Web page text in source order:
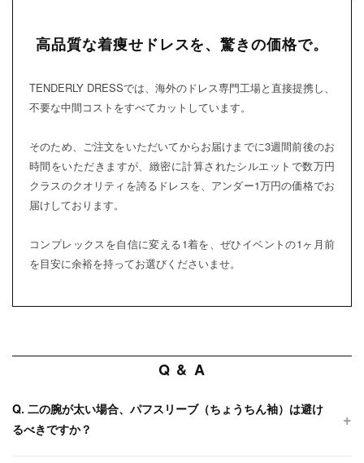
高品質な着痩せドレスを、驚きの価格で。
TENDERLY DRESSでは、海外のドレス専門工場と直接提携し、
不要な中間コストをすべてカットしています。
そのため、ご注文をいただいてからお届けまでに3週間前後のお
時間をいただきますが、緻密に計算されたシルエットで数万円
クラスのクオリティを誇るドレスを、アンダー1万円の価格でお
届けしております。
コンプレックスを自信に変える1着を、ぜひイベントの1ヶ月前
を目安に余裕を持ってお選びくださいませ。
Q & A
Q. 二の腕が太い場合、パフスリーブ（ちょうちん袖）は避け
るべきですか？